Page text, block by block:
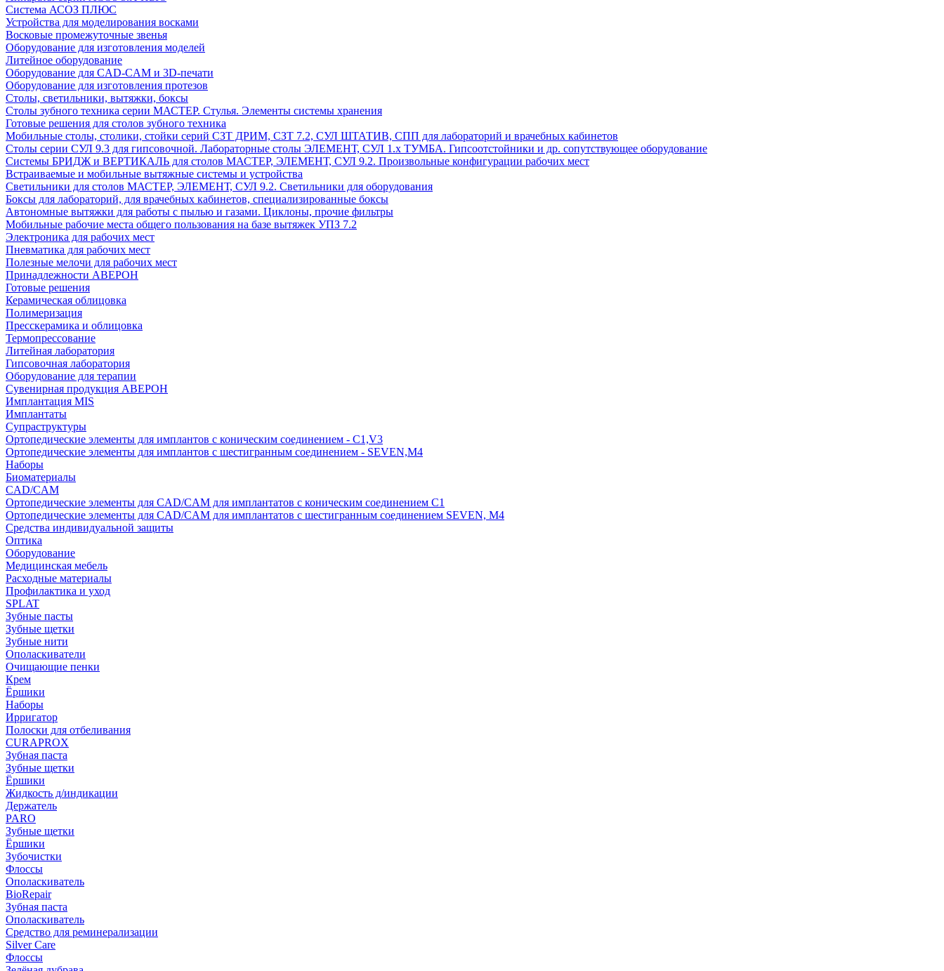
Система АСОЗ ПЛЮС
Устройства для моделирования восками
Восковые промежуточные звенья
Оборудование для изготовления моделей
Литейное оборудование
Оборудование для CAD-CAM и 3D-печати
Оборудование для изготовления протезов
Cтолы, светильники, вытяжки, боксы
Столы зубного техника серии МАСТЕР. Стулья. Элементы системы хранения
Готовые решения для столов зубного техника
Мобильные столы, столики, стойки серий СЗТ ДРИМ, СЗТ 7.2, СУЛ ШТАТИВ, СПП для лабораторий и врачебных кабинетов
Столы серии СУЛ 9.3 для гипсовочной. Лабораторные столы ЭЛЕМЕНТ, СУЛ 1.х ТУМБА. Гипсоотстойники и др. сопутствующее оборудование
Системы БРИДЖ и ВЕРТИКАЛЬ для столов МАСТЕР, ЭЛЕМЕНТ, СУЛ 9.2. Произвольные конфигурации рабочих мест
Встраиваемые и мобильные вытяжные системы и устройства
Светильники для столов МАСТЕР, ЭЛЕМЕНТ, СУЛ 9.2. Светильники для оборудования
Боксы для лабораторий, для врачебных кабинетов, специализированные боксы
Автономные вытяжки для работы с пылью и газами. Циклоны, прочие фильтры
Мобильные рабочие места общего пользования на базе вытяжек УПЗ 7.2
Электроника для рабочих мест
Пневматика для рабочих мест
Полезные мелочи для рабочих мест
Принадлежности АВЕРОН
Готовые решения
Керамическая облицовка
Полимеризация
Пресскерамика и облицовка
Термопрессование
Литейная лаборатория
Гипсовочная лаборатория
Оборудование для терапии
Сувенирная продукция АВЕРОН
Имплантация MIS
Имплантаты
Супраструктуры
Ортопедические элементы для имплантов с коническим соединением - C1,V3
Ортопедические элементы для имплантов с шестигранным соединением - SEVEN,M4
Наборы
Биоматериалы
CAD/CAM
Ортопедические элементы для CAD/CAM для имплантатов с коническим соединением С1
Ортопедические элементы для CAD/CAM для имплантатов с шестигранным соединением SEVEN, М4
Средства индивидуальной защиты
Оптика
Оборудование
Медицинская мебель
Расходные материалы
Профилактика и уход
SPLAT
Зубные пасты
Зубные щетки
Зубные нити
Ополаскиватели
Очищающие пенки
Крем
Ёршики
Наборы
Ирригатор
Полоски для отбеливания
CURAPROX
Зубная паста
Зубные щетки
Ёршики
Жидкость д/индикации
Держатель
PARO
Зубные щетки
Ёршики
Зубочистки
Флоссы
Ополаскиватель
BioRepair
Зубная паста
Ополаскиватель
Средство для реминерализации
Silver Care
Флоссы